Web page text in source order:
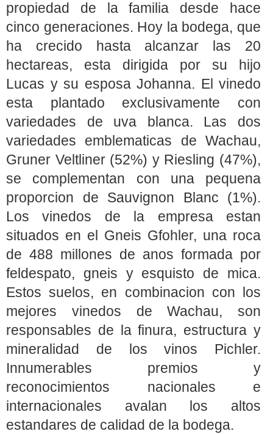
propiedad de la familia desde hace
cinco generaciones. Hoy la bodega, que
ha crecido hasta alcanzar las 20
hectareas, esta dirigida por su hijo
Lucas y su esposa Johanna. El vinedo
esta plantado exclusivamente con
variedades de uva blanca. Las dos
variedades emblematicas de Wachau,
Gruner Veltliner (52%) y Riesling (47%),
se complementan con una pequena
proporcion de Sauvignon Blanc (1%).
Los vinedos de la empresa estan
situados en el Gneis Gfohler, una roca
de 488 millones de anos formada por
feldespato, gneis y esquisto de mica.
Estos suelos, en combinacion con los
mejores vinedos de Wachau, son
responsables de la finura, estructura y
mineralidad de los vinos Pichler.
Innumerables premios y
reconocimientos nacionales e
internacionales avalan los altos
estandares de calidad de la bodega.